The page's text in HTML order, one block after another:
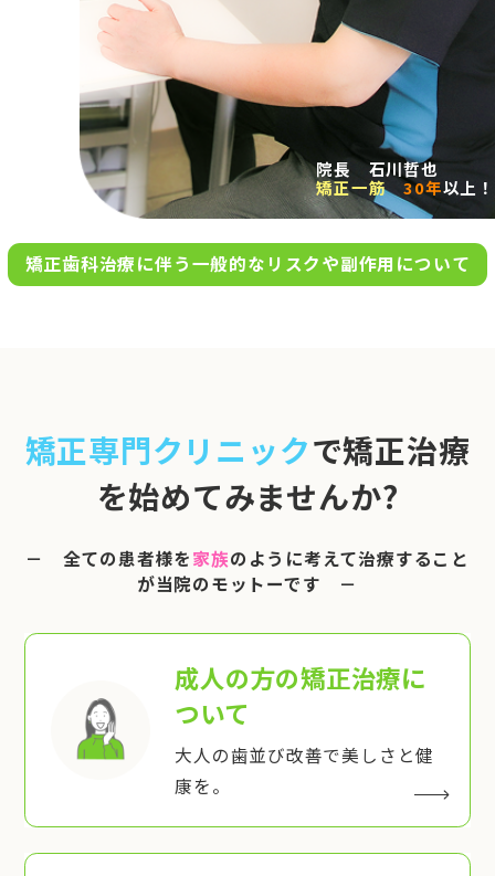
アクセス
お問い合わせ
完全
0120-695-578
※日曜は不定期で診療してい
ます
院長 石川哲也
矯正一筋
30年以上！
矯正歯科治療に伴う一般的なリスクや副作用について
矯正専門クリニックで矯正治療
を始めてみませんか?
－ 全ての患者様を家族のように考えて治療すること
が当院のモットーです －
成人の方の矯正治療に
ついて
大人の歯並び改善で美しさと健
康を。